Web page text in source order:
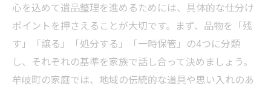
心を込めて遺品整理を進めるためには、具体的な仕分け
ポイントを押さえることが大切です。まず、品物を「残
す」「譲る」「処分する」「一時保管」の4つに分類
し、それぞれの基準を家族で話し合って決めましょう。
牟岐町の家庭では、地域の伝統的な道具や思い入れのあ